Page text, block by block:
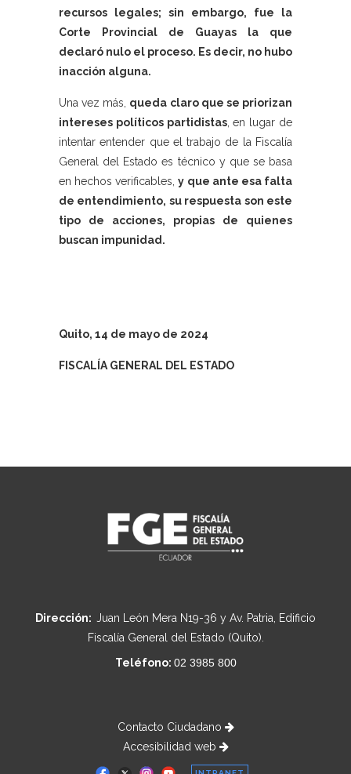
recursos legales; sin embargo, fue la
Corte Provincial de Guayas la que
declaró nulo el proceso. Es decir, no hubo
inacción alguna.
Una vez más, queda claro que se priorizan
intereses políticos partidistas, en lugar de
intentar entender que el trabajo de la Fiscalía
General del Estado es técnico y que se basa
en hechos verificables,y que ante esa falta
de entendimiento, su respuesta son este
tipo de acciones, propias de quienes
buscan impunidad.
Quito, 14 de mayo de 2024
FISCALÍA GENERAL DEL ESTADO
Dirección: Juan León Mera N19-36 y Av. Patria, Edificio
Fiscalía General del Estado (Quito).
Teléfono: 02 3985 800
Contacto Ciudadano
Accesibilidad web